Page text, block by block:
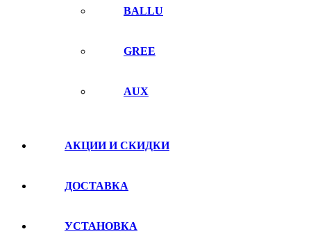
BALLU
GREE
AUX
АКЦИИ И СКИДКИ
ДОСТАВКА
УСТАНОВКА